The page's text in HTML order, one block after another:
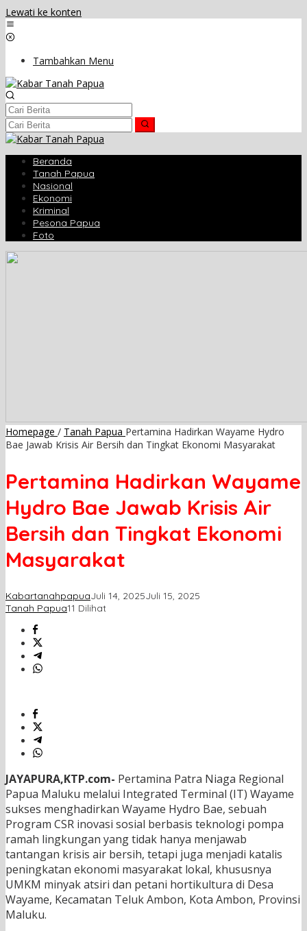
Lewati ke konten
Tambahkan Menu
Beranda
Tanah Papua
Nasional
Ekonomi
Kriminal
Pesona Papua
Foto
Homepage / Tanah Papua Pertamina Hadirkan Wayame Hydro
Bae Jawab Krisis Air Bersih dan Tingkat Ekonomi Masyarakat
Pertamina Hadirkan Wayame
Hydro Bae Jawab Krisis Air
Bersih dan Tingkat Ekonomi
Masyarakat
KabartanahpapuaJuli 14, 2025Juli 15, 2025
Tanah Papua11 Dilihat
JAYAPURA,KTP.com- Pertamina Patra Niaga Regional
Papua Maluku melalui Integrated Terminal (IT) Wayame
sukses menghadirkan Wayame Hydro Bae, sebuah
Program CSR inovasi sosial berbasis teknologi pompa
ramah lingkungan yang tidak hanya menjawab
tantangan krisis air bersih, tetapi juga menjadi katalis
peningkatan ekonomi masyarakat lokal, khususnya
UMKM minyak atsiri dan petani hortikultura di Desa
Wayame, Kecamatan Teluk Ambon, Kota Ambon, Provinsi
Maluku.